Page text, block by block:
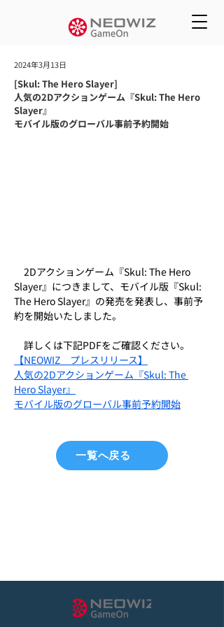
2024年3月13日
[Skul: The Hero Slayer]
人気の2Dアクションゲーム『Skul: The Hero
Slayer』
モバイル版のグローバル事前予約開始
2Dアクションゲーム『Skul: The Hero
Slayer』につきまして、モバイル版『Skul:
The Hero Slayer』の発売を発表し、事前予
約を開始いたしました。
詳しくは下記PDFをご確認ください。
【NEOWIZ　プレスリリース】
人気の2Dアクションゲーム『Skul: The
Hero Slayer』
モバイル版のグローバル事前予約開始
一覧へ戻る